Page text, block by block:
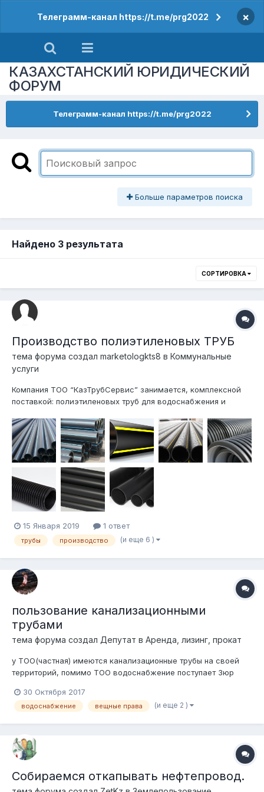
Телеграмм-канал https://t.me/prg2022 ×
КАЗАХСТАНСКИЙ ЮРИДИЧЕСКИЙ
ФОРУМ
Телеграмм-канал https://t.me/prg2022
Больше параметров поиска
Найдено 3 результата
СОРТИРОВКА
Производство полиэтиленовых ТРУБ
тема форума создал marketologkts8 в Коммунальные
услуги
Компания ТОО “КазТрубСервис” занимается, комплексной
поставкой: полиэтиленовых труб для водоснабжения и
сварных и литых фитингов, сварочного оборудования для
стыковой и электромуфтовой сварки, запорной арматуры.
Вся продукция имеется в наличие на...
15 Января 2019 1 ответ
трубы производство (и еще 6 )
пользование канализационными
трубами
тема форума создал Депутат в Аренда, лизинг, прокат
у ТОО(частная) имеются канализационные трубы на своей
территорий, помимо ТОО водоснабжение поступает 3юр
ремонту итп. правильно понимаю, что возможно заключить
договор аренды, или договор совместного
30 Октября 2017
водоснабжение вещные права (и еще 2 )
Собираемся откапывать нефтепровод.